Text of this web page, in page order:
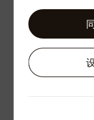
赠礼